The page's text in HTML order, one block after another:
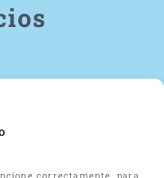
correctamente, para
motora